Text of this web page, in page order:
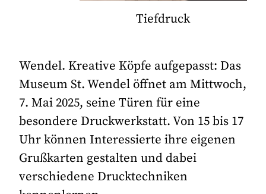
Tiefdruck
Wendel. Kreative Köpfe aufgepasst: Das
Museum St. Wendel öffnet am Mittwoch,
7. Mai 2025, seine Türen für eine
besondere Druckwerkstatt. Von 15 bis 17
Uhr können Interessierte ihre eigenen
Grußkarten gestalten und dabei
verschiedene Drucktechniken